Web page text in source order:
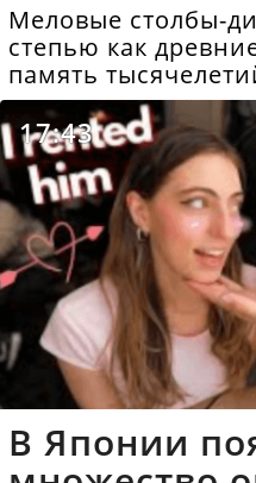
Меловые столбы-
степью как
память
17:43
В Японии